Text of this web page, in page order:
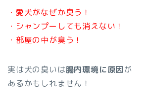
・愛犬がなぜか臭う！
・シャンプーしても消えない！
・部屋の中が臭う！
実は犬の臭いは腸内環境に原因が
あるかもしれません！